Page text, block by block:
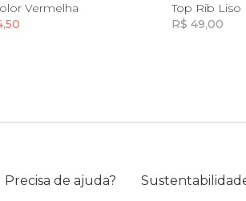
10
Vermelha
Top Rib Liso
R$ 49,00
Precisa de ajuda?